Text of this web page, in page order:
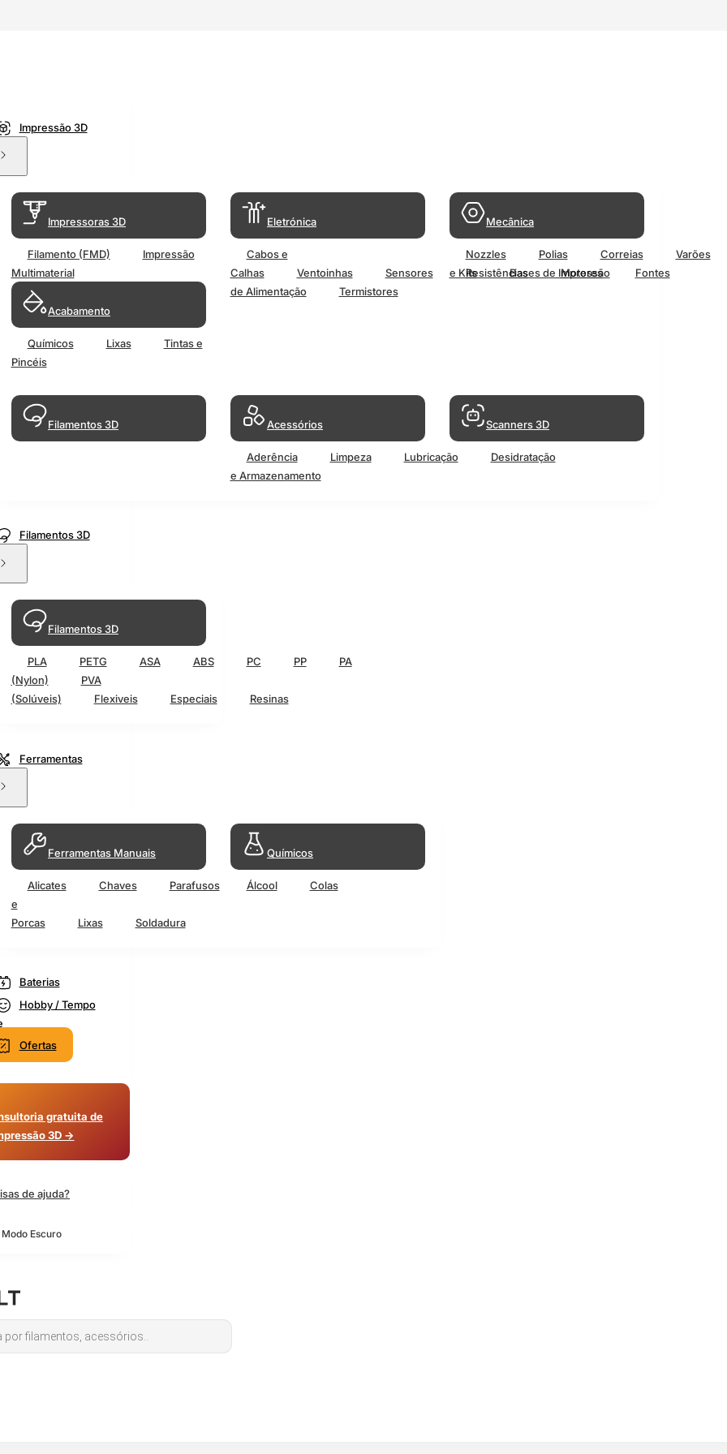
Impressão 3D
Impressoras 3D
Filamento (FMD)
Impressão
Multimaterial
Acabamento
Químicos Lixas
Tintas e
Pincéis
Eletrónica
Cabos e
Calhas
Ventoinhas Sensores Resistências Motores
Fontes
de Alimentação
Termistores
Mecânica
Nozzles Polias Correias
Varões
e Kits
Bases de Impressão
Filamentos 3D Acessórios
Aderência Limpeza Lubricação
Desidratação
e Armazenamento
Scanners 3D
Filamentos 3D
Filamentos 3D
PLA PETG ASA ABS PC PP
PA
(Nylon)
PVA
(Solúveis)
Flexiveis Especiais Resinas
Ferramentas
Ferramentas Manuais
Alicates Chaves
Parafusos
e
Porcas
Lixas Soldadura
Químicos
Álcool Colas
Baterias
Hobby / Tempo
Ofertas
gratuita de
3D →
de ajuda?
Escuro